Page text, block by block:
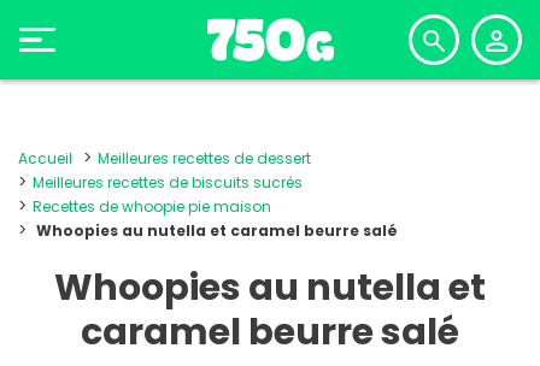
Accueil
Meilleures recettes de dessert
Meilleures recettes de biscuits sucrés
Recettes de whoopie pie maison
Whoopies au nutella et caramel beurre salé
Whoopies au nutella et
caramel beurre salé